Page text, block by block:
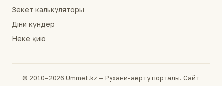
Зекет калькуляторы
Діни күндер
Неке қию
© 2010–2026 Ummet.kz — Рухани-ағарту порталы. Сайт